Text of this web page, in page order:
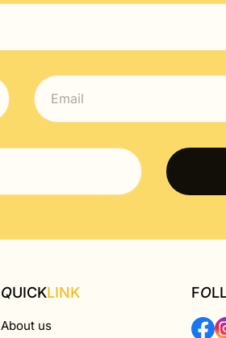
QUICKLINK
About us
FO